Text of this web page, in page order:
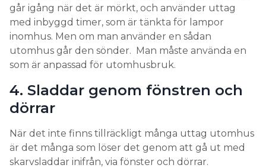
går igång när det är mörkt, och använder uttag
med inbyggd timer, som är tänkta för lampor
inomhus. Men om man använder en sådan
utomhus går den sönder. Man måste använda en
som är anpassad för utomhusbruk.
4. Sladdar genom fönstren och
dörrar
När det inte finns tillräckligt många uttag utomhus
är det många som löser det genom att gå ut med
skarvsladdar inifrån, via fönster och dörrar.